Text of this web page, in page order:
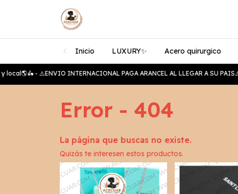
Inicio LUXURY✨️ Acero quirurgico
- ⚠️ENVIO INTERNACIONAL PAGA ARANCEL AL LLEGAR A SU PAIS⚠️
Error - 404
La página que buscas no existe.
Quizás te interesen estos productos.